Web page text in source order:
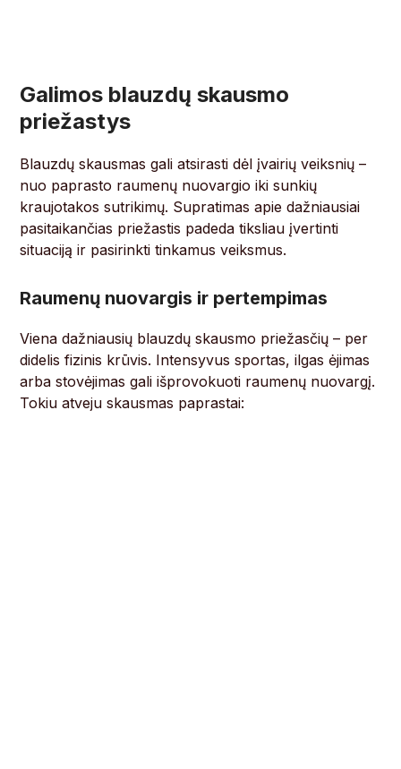
Galimos blauzdų skausmo
priežastys
Blauzdų skausmas gali atsirasti dėl įvairių veiksnių –
nuo paprasto raumenų nuovargio iki sunkių
kraujotakos sutrikimų. Supratimas apie dažniausiai
pasitaikančias priežastis padeda tiksliau įvertinti
situaciją ir pasirinkti tinkamus veiksmus.
Raumenų nuovargis ir pertempimas
Viena dažniausių blauzdų skausmo priežasčių – per
didelis fizinis krūvis. Intensyvus sportas, ilgas ėjimas
arba stovėjimas gali išprovokuoti raumenų nuovargį.
Tokiu atveju skausmas paprastai: